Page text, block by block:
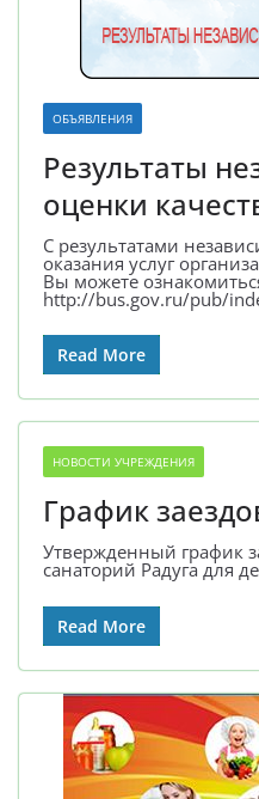
ОБЪЯВЛЕНИЯ
Результаты
оценки
С результатами
оказания услуг
Вы можете
http://bus.gov.ru/pub/
Read More
НОВОСТИ УЧРЕЖДЕНИЯ
График
Утвержденный график
санаторий Радуга для
Read More